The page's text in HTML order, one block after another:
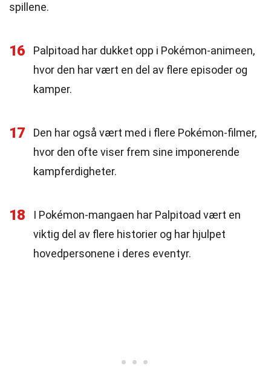
spillene.
16
Palpitoad har dukket opp i Pokémon-animeen,
hvor den har vært en del av flere episoder og
kamper.
17
Den har også vært med i flere Pokémon-filmer,
hvor den ofte viser frem sine imponerende
kampferdigheter.
18
I Pokémon-mangaen har Palpitoad vært en
viktig del av flere historier og har hjulpet
hovedpersonene i deres eventyr.